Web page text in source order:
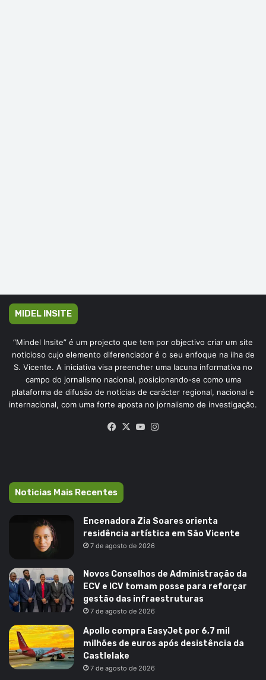
MIDEL INSITE
“Mindel Insite” é um projecto que tem por objectivo criar um site
noticioso cujo elemento diferenciador é o seu enfoque na ilha de
S. Vicente. A iniciativa visa preencher uma lacuna informativa no
campo do jornalismo nacional, posicionando-se como uma
plataforma de difusão de notícias de carácter regional, nacional e
internacional, com uma forte aposta no jornalismo de investigação.
Facebook
X YouTube
Noticias Mais Recentes
Encenadora Zia Soares orienta
residência artística em São Vicente
7 de agosto de 2026
Novos Conselhos de Administração da
ECV e ICV tomam posse para reforçar
gestão das infraestruturas
7 de agosto de 2026
Apollo compra EasyJet por 6,7 mil
milhões de euros após desistência da
Castlelake
7 de agosto de 2026